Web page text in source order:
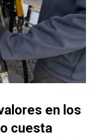
en los
cuesta